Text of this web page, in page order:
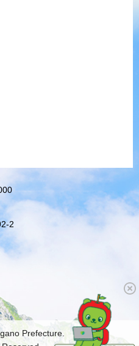
2
Prefecture.